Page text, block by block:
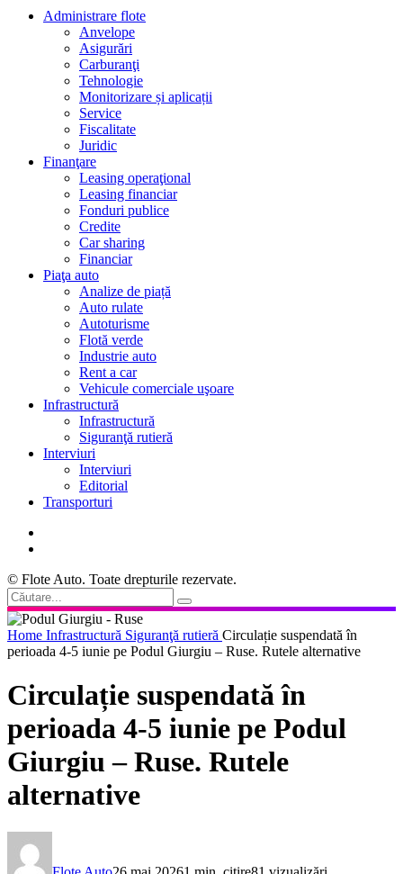
Administrare flote
Anvelope
Asigurări
Carburanţi
Tehnologie
Monitorizare și aplicații
Service
Fiscalitate
Juridic
Finanţare
Leasing operaţional
Leasing financiar
Fonduri publice
Credite
Car sharing
Financiar
Piaţa auto
Analize de piață
Auto rulate
Autoturisme
Flotă verde
Industrie auto
Rent a car
Vehicule comerciale uşoare
Infrastructură
Infrastructură
Siguranţă rutieră
Interviuri
Interviuri
Editorial
Transporturi
© Flote Auto. Toate drepturile rezervate.
Home Infrastructură Siguranţă rutieră Circulație suspendată în
perioada 4-5 iunie pe Podul Giurgiu – Ruse. Rutele alternative
Circulație suspendată în
perioada 4-5 iunie pe Podul
Giurgiu – Ruse. Rutele
alternative